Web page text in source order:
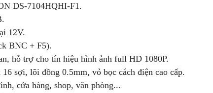
DS-7104HQHI-F1.
12V.
BNC + F5).
hỗ trợ cho tín hiệu hình ảnh full HD 1080P.
sợi, lõi đồng 0.5mm, vỏ bọc cách điện cao cấp.
cửa hàng, shop, văn phòng...